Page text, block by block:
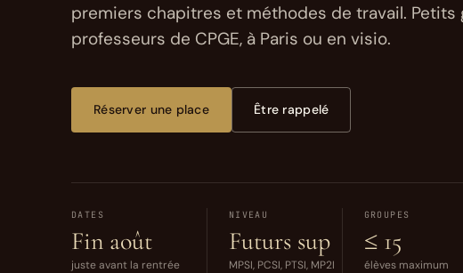
premiers chapitres et méthodes de travail. Petits
professeurs de CPGE, à Paris ou en visio.
Réserver une place Être rappelé
DATES
Fin août
juste avant la rentrée
NIVEAU
Futurs sup
MPSI, PCSI, PTSI, MP2I
GROUPES
≤ 15
élèves maximum